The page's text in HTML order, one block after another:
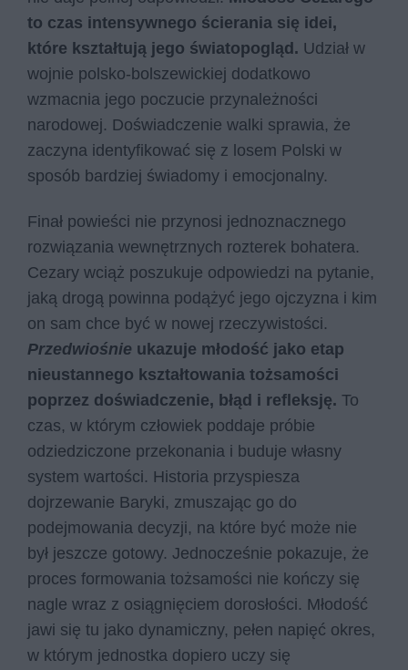
to czas intensywnego ścierania się idei,
które kształtują jego światopogląd. Udział w
wojnie polsko-bolszewickiej dodatkowo
wzmacnia jego poczucie przynależności
narodowej. Doświadczenie walki sprawia, że
zaczyna identyfikować się z losem Polski w
sposób bardziej świadomy i emocjonalny.
Finał powieści nie przynosi jednoznacznego
rozwiązania wewnętrznych rozterek bohatera.
Cezary wciąż poszukuje odpowiedzi na pytanie,
jaką drogą powinna podążyć jego ojczyzna i kim
on sam chce być w nowej rzeczywistości.
Przedwiośnie ukazuje młodość jako etap
nieustannego kształtowania tożsamości
poprzez doświadczenie, błąd i refleksję. To
czas, w którym człowiek poddaje próbie
odziedziczone przekonania i buduje własny
system wartości. Historia przyspiesza
dojrzewanie Baryki, zmuszając go do
podejmowania decyzji, na które być może nie
był jeszcze gotowy. Jednocześnie pokazuje, że
proces formowania tożsamości nie kończy się
nagle wraz z osiągnięciem dorosłości. Młodość
jawi się tu jako dynamiczny, pełen napięć okres,
w którym jednostka dopiero uczy się